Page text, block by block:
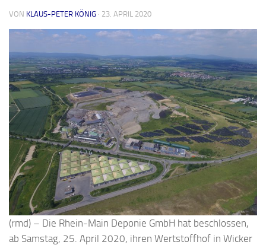
VON KLAUS-PETER KÖNIG · 23. APRIL 2020
(rmd) – Die Rhein-Main Deponie GmbH hat beschlossen,
ab Samstag, 25. April 2020, ihren Wertstoffhof in Wicker